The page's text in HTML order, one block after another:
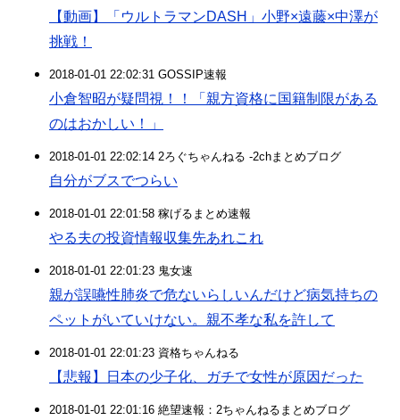
【動画】「ウルトラマンDASH」小野×遠藤×中澤が
挑戦！
2018-01-01 22:02:31 GOSSIP速報
小倉智昭が疑問視！！「親方資格に国籍制限がある
のはおかしい！」
2018-01-01 22:02:14 2ろぐちゃんねる -2chまとめブログ
自分がブスでつらい
2018-01-01 22:01:58 稼げるまとめ速報
やる夫の投資情報収集先あれこれ
2018-01-01 22:01:23 鬼女速
親が誤嚥性肺炎で危ないらしいんだけど病気持ちの
ペットがいていけない。親不孝な私を許して
2018-01-01 22:01:23 資格ちゃんねる
【悲報】日本の少子化、ガチで女性が原因だった
2018-01-01 22:01:16 絶望速報：2ちゃんねるまとめブログ